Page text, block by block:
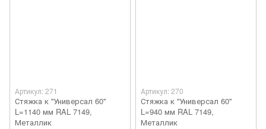
Артикул: 271
Стяжка к ''Универсал 60''
L=1140 мм RAL 7149,
Металлик
Артикул: 270
Стяжка к ''Универсал 60''
L=940 мм RAL 7149,
Металлик